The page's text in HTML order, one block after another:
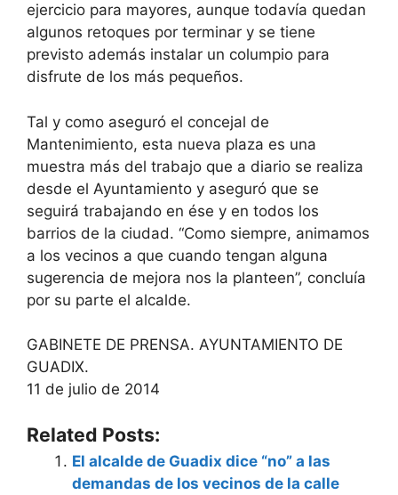
ejercicio para mayores, aunque todavía quedan
algunos retoques por terminar y se tiene
previsto además instalar un columpio para
disfrute de los más pequeños.
Tal y como aseguró el concejal de
Mantenimiento, esta nueva plaza es una
muestra más del trabajo que a diario se realiza
desde el Ayuntamiento y aseguró que se
seguirá trabajando en ése y en todos los
barrios de la ciudad. “Como siempre, animamos
a los vecinos a que cuando tengan alguna
sugerencia de mejora nos la planteen”, concluía
por su parte el alcalde.
GABINETE DE PRENSA. AYUNTAMIENTO DE
GUADIX.
11 de julio de 2014
Related Posts:
El alcalde de Guadix dice “no” a las
demandas de los vecinos de la calle